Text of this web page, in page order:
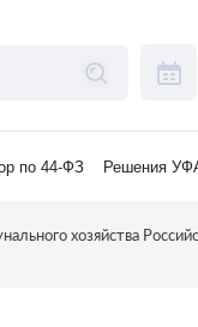
по 44-ФЗ Решения
хозяйства